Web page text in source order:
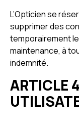
L’Opticien se
supprimer des
temporairement
maintenance, à
indemnité.
ARTICLE